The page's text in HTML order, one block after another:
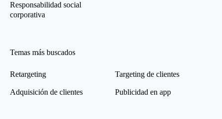
Responsabilidad social
corporativa
Temas más buscados
Retargeting
Adquisición de clientes
Targeting de clientes
Publicidad en app